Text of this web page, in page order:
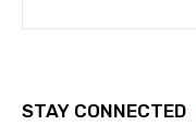
STAY CONNECTED